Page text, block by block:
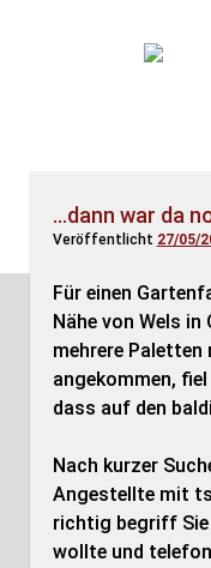
…dann war da
Veröffentlicht 27/05/
Für einen
Nähe von Wels
mehrere
angekommen,
dass auf den
Nach kurzer
Angestellte mit
richtig begriff
wollte und